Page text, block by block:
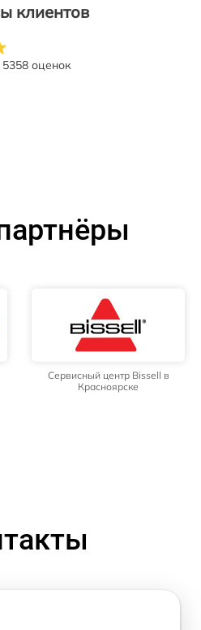
клиентов
5358 оценок
Сервисный центр Bissell в
Красноярске